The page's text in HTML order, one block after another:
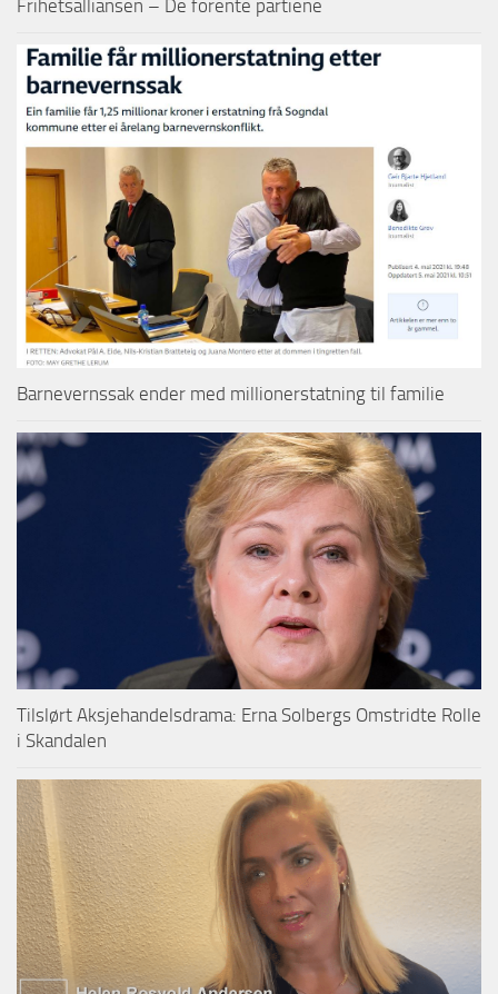
Frihetsalliansen – De forente partiene
Barnevernssak ender med millionerstatning til familie
Tilslørt Aksjehandelsdrama: Erna Solbergs Omstridte Rolle
i Skandalen